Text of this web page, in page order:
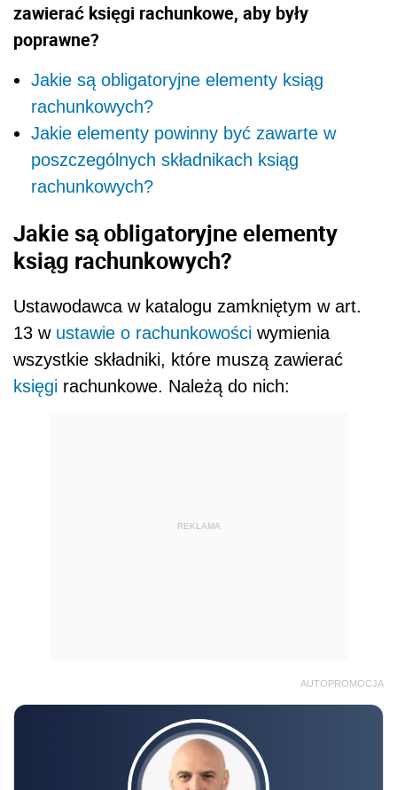
zawierać księgi rachunkowe, aby były
poprawne?
Jakie są obligatoryjne elementy ksiąg
rachunkowych?
Jakie elementy powinny być zawarte w
poszczególnych składnikach ksiąg
rachunkowych?
Jakie są obligatoryjne elementy
ksiąg rachunkowych?
Ustawodawca w katalogu zamkniętym w art.
13 w ustawie o rachunkowości wymienia
wszystkie składniki, które muszą zawierać
księgi rachunkowe. Należą do nich:
REKLAMA
AUTOPROMOCJA